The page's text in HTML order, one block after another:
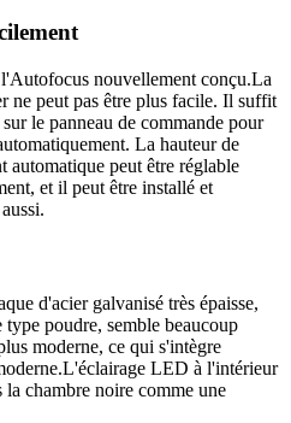
nouvellement conçu.La
ne peut pas être plus facile. Il suffit
le panneau de commande pour
La hauteur de
automatique peut être réglable
et il peut être installé et
d'acier galvanisé très épaisse,
type poudre, semble beaucoup
moderne, ce qui s'intègre
LED à l'intérieur
chambre noire comme une